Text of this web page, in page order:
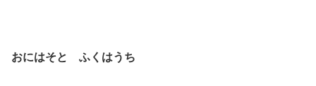
おにはそと ふくはうち